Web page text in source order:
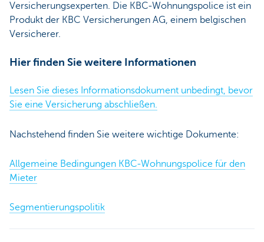
Versicherungsexperten. Die KBC-Wohnungspolice ist ein
Produkt der KBC Versicherungen AG, einem belgischen
Versicherer.
Hier finden Sie weitere Informationen
Lesen Sie dieses Informationsdokument unbedingt, bevor
Sie eine Versicherung abschließen.
Nachstehend finden Sie weitere wichtige Dokumente:
Allgemeine Bedingungen KBC-Wohnungspolice für den
Mieter
Segmentierungspolitik